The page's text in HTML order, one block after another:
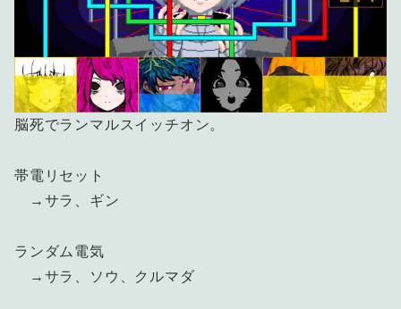
脳死でランマルスイッチオン。
帯電リセット
→サラ、ギン
ランダム電気
→サラ、ソウ、クルマダ